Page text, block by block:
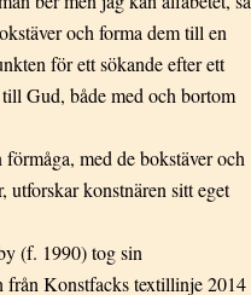
och forma dem till en
för ett sökande efter ett
Gud, både med och bortom
med de bokstäver och
utforskar konstnären sitt eget
(f. 1990) tog sin
från Konstfacks textillinje 2014